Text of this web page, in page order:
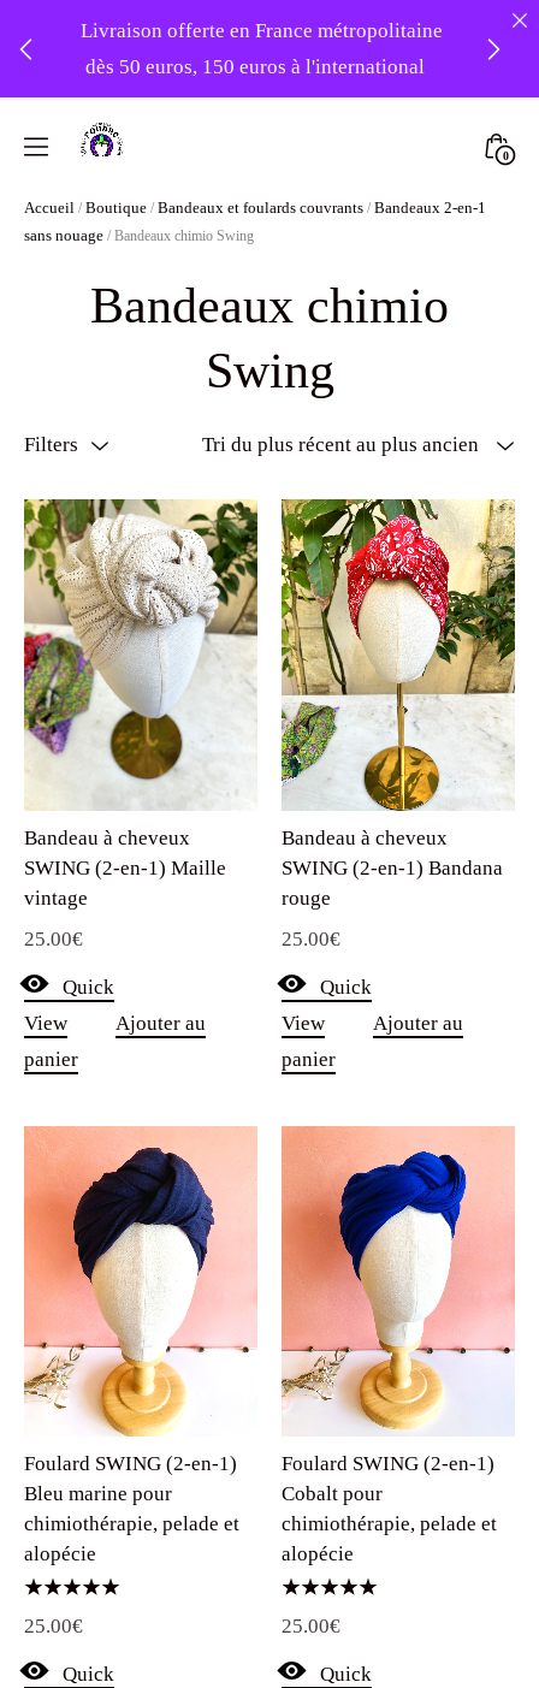
Livraison offerte en France métropolitaine
dès 50 euros, 150 euros à l'international
Foudre
0
Accueil / Boutique / Bandeaux et foulards couvrants / Bandeaux 2-en-1
sans nouage / Bandeaux chimio Swing
Bandeaux chimio
Swing
Filters
Bandeau à cheveux
SWING (2-en-1) Maille
vintage
25.00€
Quick
View
Ajouter au
panier
Bandeau à cheveux
SWING (2-en-1) Bandana
rouge
25.00€
Quick
View
Ajouter au
panier
Foulard SWING (2-en-1)
Bleu marine pour
chimiothérapie, pelade et
alopécie
5.00
25.00€
Quick
Foulard SWING (2-en-1)
Cobalt pour
chimiothérapie, pelade et
alopécie
5.00
25.00€
Quick